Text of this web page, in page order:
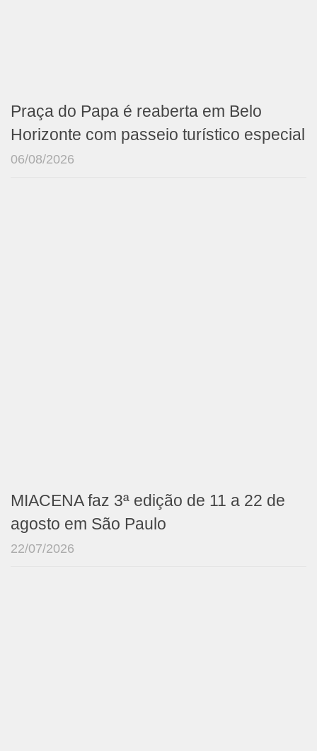
Praça do Papa é reaberta em Belo
Horizonte com passeio turístico especial
06/08/2026
MIACENA faz 3ª edição de 11 a 22 de
agosto em São Paulo
22/07/2026